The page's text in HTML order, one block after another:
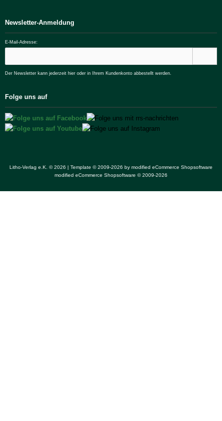
Newsletter-Anmeldung
E-Mail-Adresse:
Der Newsletter kann jederzeit hier oder in Ihrem Kundenkonto abbestellt werden.
Folge uns auf
Litho-Verlag e.K. © 2026 | Template © 2009-2026 by modified eCommerce Shopsoftware
modified eCommerce Shopsoftware © 2009-2026